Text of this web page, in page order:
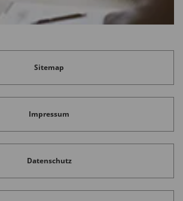
Sitemap
Impressum
Datenschutz